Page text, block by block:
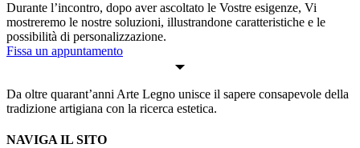
Durante l’incontro, dopo aver ascoltato le Vostre esigenze, Vi
mostreremo le nostre soluzioni, illustrandone caratteristiche e le
possibilità di personalizzazione.
Fissa un appuntamento
Da oltre quarant’anni Arte Legno unisce il sapere consapevole della
tradizione artigiana con la ricerca estetica.
NAVIGA IL SITO